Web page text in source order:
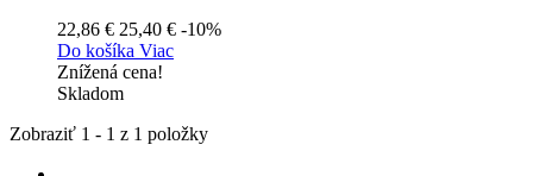
22,86 € 25,40 € -10%
Do košíka Viac
Znížená cena!
Skladom
Zobraziť 1 - 1 z 1 položky